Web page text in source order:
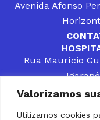
Valorizamos
Utilizamos cookies
Avenida Afonso
Rua Maurício
CONTATOS (31)
DESENVOLVER
PÚBLICOS QUE